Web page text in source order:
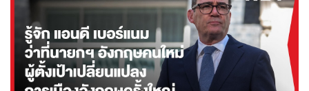
TAGS: เชื้อไวรัสโคโรนา นักเรียน
วัคซีนโควิด-19
เรียนต่อต่างประเทศ